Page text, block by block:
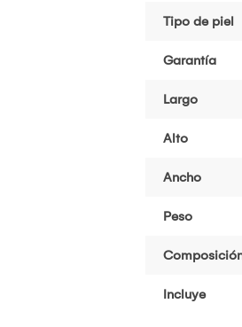
Tipo de piel
Garantía
Largo
Alto
Ancho
Peso
Incluye